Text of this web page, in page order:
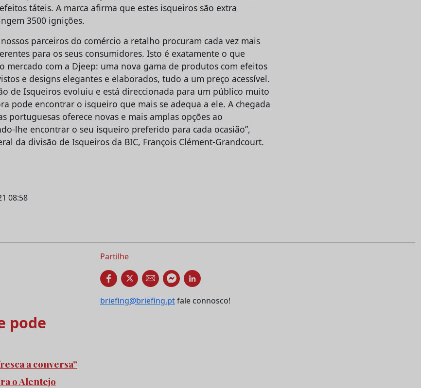
táteis. A marca afirma que estes isqueiros são extra
3500 ignições.
parceiros do comércio a retalho procuram cada vez mais
para os seus consumidores. Isto é exatamente o que
mercado com a Djeep: uma nova gama de produtos com efeitos
e designs elegantes e elaborados, tudo a um preço acessível.
de Isqueiros evoluiu e está direccionada para um público muito
pode encontrar o isqueiro que mais se adequa a ele. A chegada
portuguesas oferece novas e mais amplas opções ao
lhe encontrar o seu isqueiro preferido para cada ocasião”,
da divisão de Isqueiros da BIC, François Clément-Grandcourt.
08:58
Partilhe
briefing@briefing.ptfale connosco!
pode
a conversa”
o Alentejo